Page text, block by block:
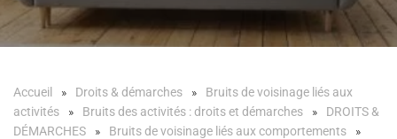
Accueil Droits & démarches
Bruits de voisinage liés aux
activités
Bruits des activités : droits et démarches
DROITS &
DÉMARCHES
Bruits de voisinage liés aux comportements